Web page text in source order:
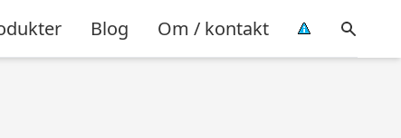
Blog Om / kontakt